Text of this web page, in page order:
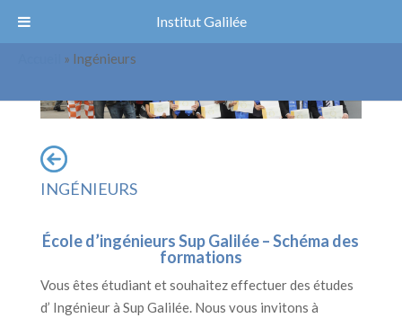
» Ingénieurs
INGÉNIEURS
École d’ingénieurs Sup Galilée– Schéma des
formations
Vous êtes étudiant et souhaitez effectuer des études
d’ Ingénieur à Sup Galilée. Nous vous invitons à
Institut Galilée